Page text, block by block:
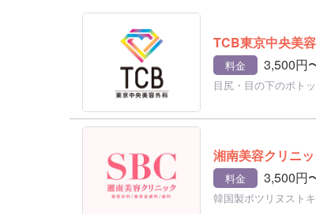
TCB東京中央美
料金 3,500円
目尻・目の下のボト
湘南美容クリニ
料金 3,500円
韓国製ボツリヌスト